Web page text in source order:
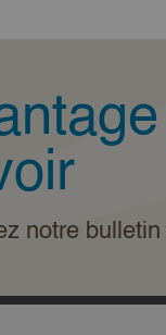
notre